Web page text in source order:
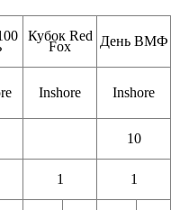
Кубок Red
Fox День ВМФ
Inshore Inshore
10
1 1